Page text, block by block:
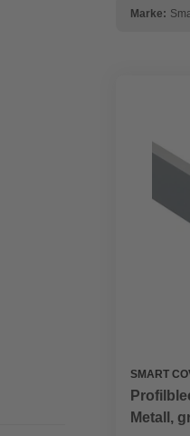
Marke:
SMART
Metall,